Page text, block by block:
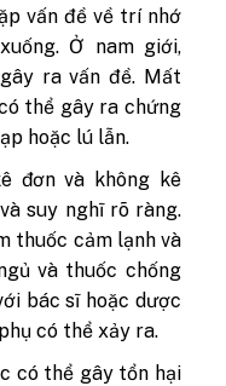
vấn đề về trí nhớ
Ở nam giới,
ra vấn đề. Mất
thể gây ra chứng
hoặc lú lẫn.
đơn và không kê
suy nghĩ rõ ràng.
thuốc cảm lạnh và
và thuốc chống
bác sĩ hoặc dược
có thể xảy ra.
có thể gây tổn hại